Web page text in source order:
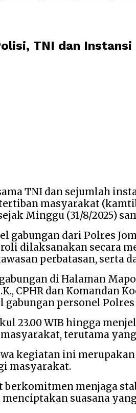
TNI dan
TNI dan sejumlah
masyarakat
Minggu (31/8/2025)
dari Polres
dilaksanakan secara
perbatasan,
di Halaman
CPHR dan Komandan
personel Polres
23.00 WIB hingga
terutama
kegiatan ini
masyarakat.
menjaga
suasana